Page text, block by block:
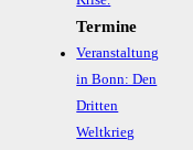
Termine
Veranstaltung
in Bonn: Den
Dritten
Weltkrieg